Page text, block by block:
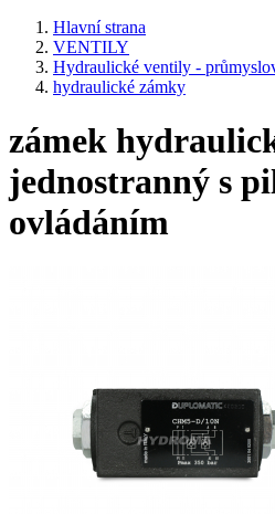
Hlavní strana
VENTILY
Hydraulické ventily -
hydraulické zámky
zámek
jednostranný s
ovládáním